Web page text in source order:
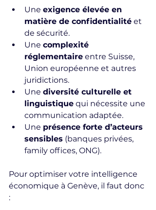
Une exigence élevée en
matière de confidentialité et
de sécurité.
Une complexité
réglementaire entre Suisse,
Union européenne et autres
juridictions.
Une diversité culturelle et
linguistique qui nécessite une
communication adaptée.
Une présence forte d’acteurs
sensibles (banques privées,
family offices, ONG).
Pour optimiser votre intelligence
économique à Genève, il faut donc
: